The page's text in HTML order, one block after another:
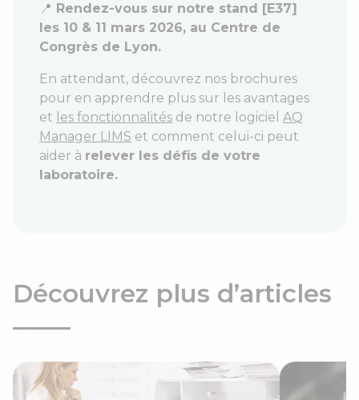
📍 Rendez-vous sur notre stand [E37]
les 10 & 11 mars 2026, au Centre de
Congrès de Lyon.
En attendant, découvrez nos brochures
pour en apprendre plus sur les avantages
et les fonctionnalités de notre logiciel AQ
Manager LIMS et comment celui-ci peut
aider à relever les défis de votre
laboratoire.
Découvrez plus d’articles